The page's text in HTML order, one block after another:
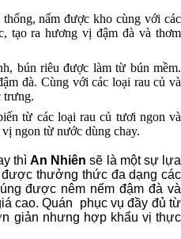
nấm được kho cùng với các
tạo ra hương vị đậm đà và thơm
bún riêu được làm từ bún mềm.
đà. Cùng với các loại rau củ và
trưng.
từ các loại rau củ tươi ngon và
ngon từ nước dùng chay.
thìAn Nhiên sẽ là một sự lựa
thưởng thức đa dạng các
được nêm nếm đậm đà và
cao. Quán phục vụ đầy đủ từ
giản nhưng hợp khẩu vị thực